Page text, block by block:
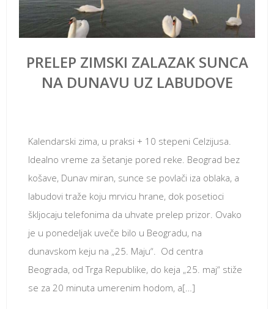
PRELEP ZIMSKI ZALAZAK SUNCA
NA DUNAVU UZ LABUDOVE
Kalendarski zima, u praksi + 10 stepeni Celzijusa.
Idealno vreme za šetanje pored reke. Beograd bez
košave, Dunav miran, sunce se povlači iza oblaka, a
labudovi traže koju mrvicu hrane, dok posetioci
škljocaju telefonima da uhvate prelep prizor. Ovako
je u ponedeljak uveče bilo u Beogradu, na
dunavskom keju na „25. Maju“. Od centra
Beograda, od Trga Republike, do keja „25. maj“ stiže
se za 20 minuta umerenim hodom, a[…]